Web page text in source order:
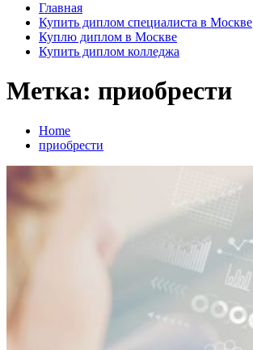
Главная
Купить диплом специалиста в Москве
Куплю диплом в Москве
Купить диплом колледжа
Метка: приобрести
Home
приобрести